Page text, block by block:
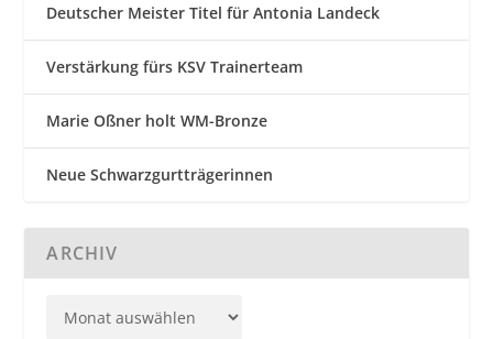
Deutscher Meister Titel für Antonia Landeck
Verstärkung fürs KSV Trainerteam
Marie Oßner holt WM-Bronze
Neue Schwarzgurtträgerinnen
ARCHIV